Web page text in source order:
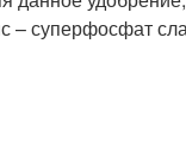
– суперфосфат